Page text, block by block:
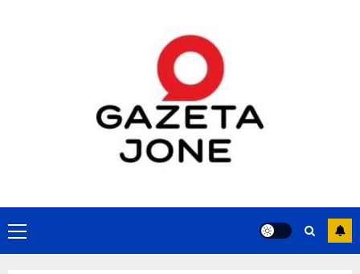
Primary
Menu